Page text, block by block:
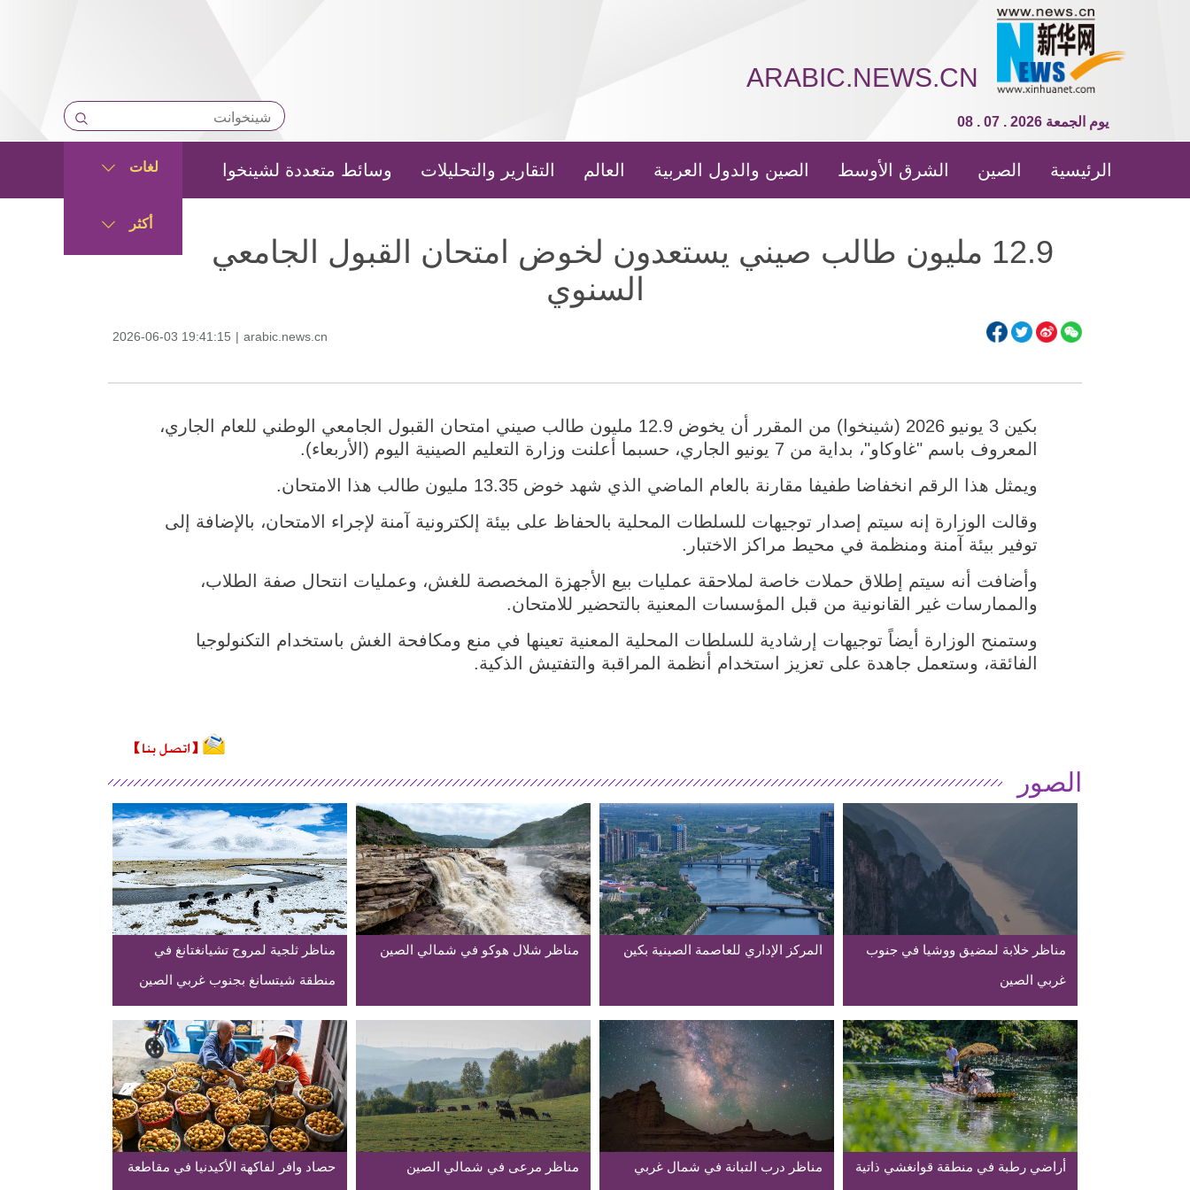
ARABIC.NEWS.CN
08 . 07 . 2026 يوم الجمعة
الرئيسية الصين الشرق الأوسط الصين والدول العربية العالم التقارير والتحليلات وسائط متعددة لشينخوا لغات
أكثر
12.9 مليون طالب صيني يستعدون لخوض امتحان القبول الجامعي
السنوي
2026-06-03 19:41:15 | arabic.news.cn
بكين 3 يونيو 2026 (شينخوا) من المقرر أن يخوض 12.9 مليون طالب صيني امتحان القبول الجامعي الوطني للعام الجاري،
المعروف باسم "غاوكاو"، بداية من 7 يونيو الجاري، حسبما أعلنت وزارة التعليم الصينية اليوم (الأربعاء).
ويمثل هذا الرقم انخفاضا طفيفا مقارنة بالعام الماضي الذي شهد خوض 13.35 مليون طالب هذا الامتحان.
وقالت الوزارة إنه سيتم إصدار توجيهات للسلطات المحلية بالحفاظ على بيئة إلكترونية آمنة لإجراء الامتحان، بالإضافة إلى
توفير بيئة آمنة ومنظمة في محيط مراكز الاختبار.
وأضافت أنه سيتم إطلاق حملات خاصة لملاحقة عمليات بيع الأجهزة المخصصة للغش، وعمليات انتحال صفة الطلاب،
والممارسات غير القانونية من قبل المؤسسات المعنية بالتحضير للامتحان.
وستمنح الوزارة أيضاً توجيهات إرشادية للسلطات المحلية المعنية تعينها في منع ومكافحة الغش باستخدام التكنولوجيا
الفائقة، وستعمل جاهدة على تعزيز استخدام أنظمة المراقبة والتفتيش الذكية.
الصور
مناظر خلابة لمضيق ووشيا في جنوب
غربي الصين
المركز الإداري للعاصمة الصينية بكين مناظر شلال هوكو في شمالي الصين
مناظر ثلجية لمروج تشيانغتانغ في
منطقة شيتسانغ بجنوب غربي الصين
أراضي رطبة في منطقة قوانغشي ذاتية
مناظر درب التبانة في شمال غربي
مناظر مرعى في شمالي الصين
حصاد وافر لفاكهة الأكيدنيا في مقاطعة